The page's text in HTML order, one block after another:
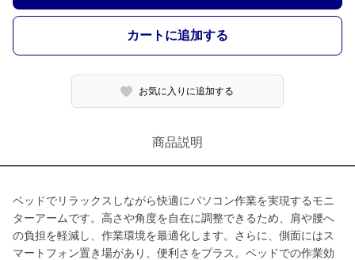
カートに追加する
お気に入りに追加する
商品説明
ベッドでリラックスしながら快適にパソコン作業を実現するモニ
ターアームです。高さや角度を自在に調整できるため、肩や腰へ
の負担を軽減し、作業環境を最適化します。さらに、側面にはス
マートフォン置き場があり、便利さをプラス。ベッドでの作業効